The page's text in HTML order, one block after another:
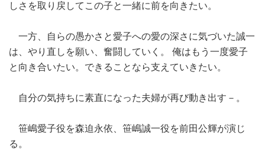
しさを取り戻してこの子と一緒に前を向きたい。
一方、自らの愚かさと愛子への愛の深さに気づいた誠一
は、やり直しを願い、奮闘していく。 俺はもう一度愛子
と向き合いたい。できることなら支えていきたい。
自分の気持ちに素直になった夫婦が再び動き出す－。
笹嶋愛子役を森迫永依、笹嶋誠一役を前田公輝が演じ
る。